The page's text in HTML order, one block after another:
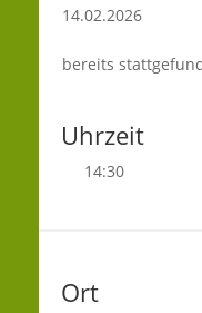
14.02.2026
bereits
Uhrzeit
14:30
Ort